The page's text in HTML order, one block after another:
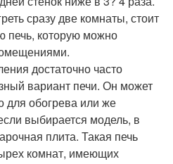
сразу две комнаты, стоит
печь, которую можно
достаточно часто
вариант печи. Он может
для обогрева или же
выбирается модель, в
плита. Такая печь
комнат, имеющих